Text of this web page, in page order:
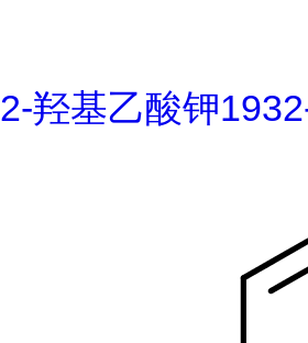
2-羟基乙酸钾